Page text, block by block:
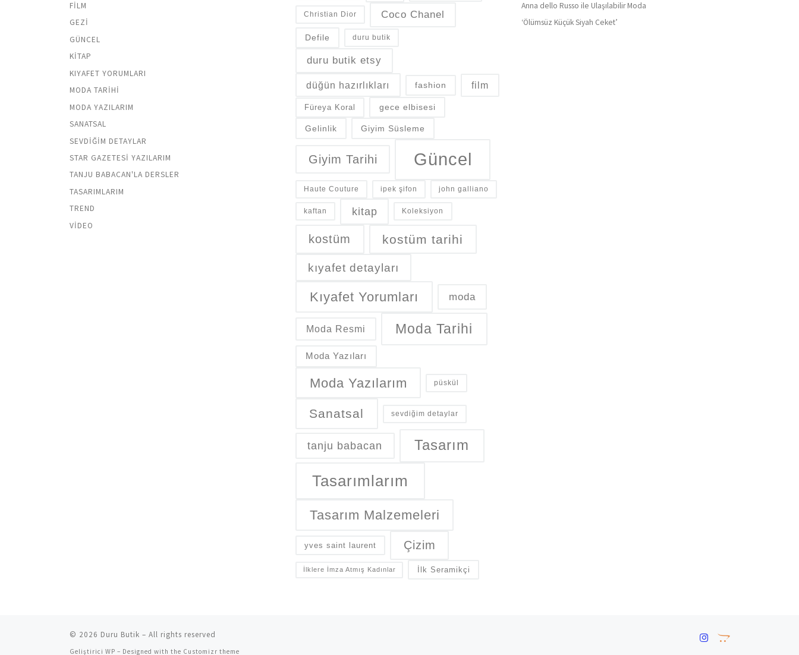
FILM
GEZI
GÜNCEL
KITAP
KIYAFET YORUMLARI
MODA TARIHI
MODA YAZILARIM
SANATSAL
SEVDIĞIM DETAYLAR
STAR GAZETESI YAZILARIM
TANJU BABACAN'LA DERSLER
TASARIMLARIM
TREND
VIDEO
Christian Dior Coco Chanel
Defile duru butik
duru butik etsy
düğün hazırlıkları fashion film
Füreya Koral gece elbisesi
Gelinlik Giyim Süsleme
Giyim Tarihi Güncel
Haute Couture ipek şifon john galliano
kaftan kitap Koleksiyon
kostüm kostüm tarihi
kıyafet detayları
Kıyafet Yorumları moda
Moda Resmi Moda Tarihi
Moda Yazıları
Moda Yazılarım püskül
Sanatsal sevdiğim detaylar
tanju babacan Tasarım
Tasarımlarım
Tasarım Malzemeleri
yves saint laurent Çizim
İlklere İmza Atmış Kadınlar İlk Seramikçi
Anna dello Russo ile Ulaşılabilir Moda
‘Ölümsüz Küçük Siyah Ceket’
© 2026 Duru Butik – All rights reserved
Geliştirici WP – Designed with the Customizr theme